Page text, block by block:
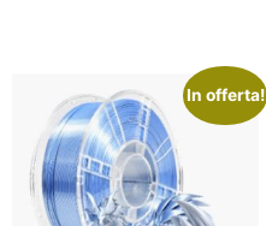
In offerta!